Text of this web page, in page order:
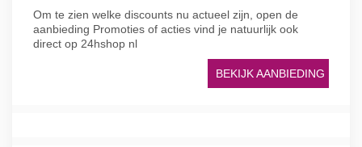
Om te zien welke discounts nu actueel zijn, open de
aanbieding Promoties of acties vind je natuurlijk ook
direct op 24hshop nl
BEKIJK AANBIEDING